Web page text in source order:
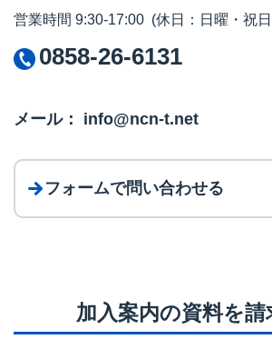
営業時間 9:30-17:00 (休日：日曜・祝
0858-26-6131
メール： info@ncn-t.net
フォームで問い合わせる
加入案内の資料を請